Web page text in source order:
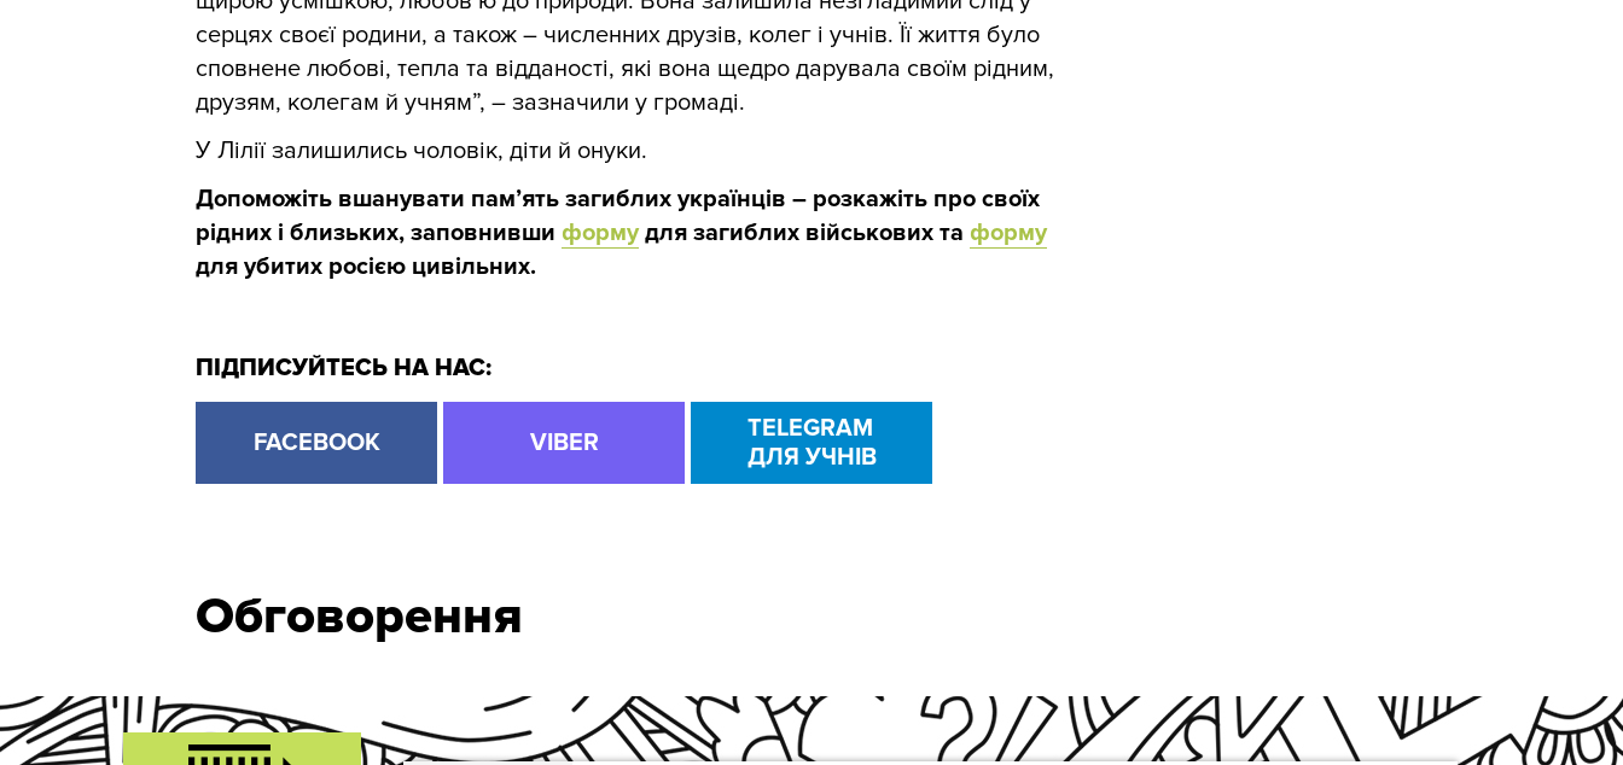
серцях своєї родини, а також – численних друзів, колег і учнів. Її життя було
сповнене любові, тепла та відданості, які вона щедро дарувала своїм рідним,
друзям, колегам й учням”, – зазначили у громаді.
У Лілії залишились чоловік, діти й онуки.
Допоможіть вшанувати пам’ять загиблих українців – розкажіть про своїх
рідних і близьких, заповнивши формудля загиблих військових та форму
для убитих росією цивільних.
ПІДПИСУЙТЕСЬ НА НАС:
FACEBOOK VIBER
TELEGRAM
ДЛЯ УЧНІВ
Обговорення